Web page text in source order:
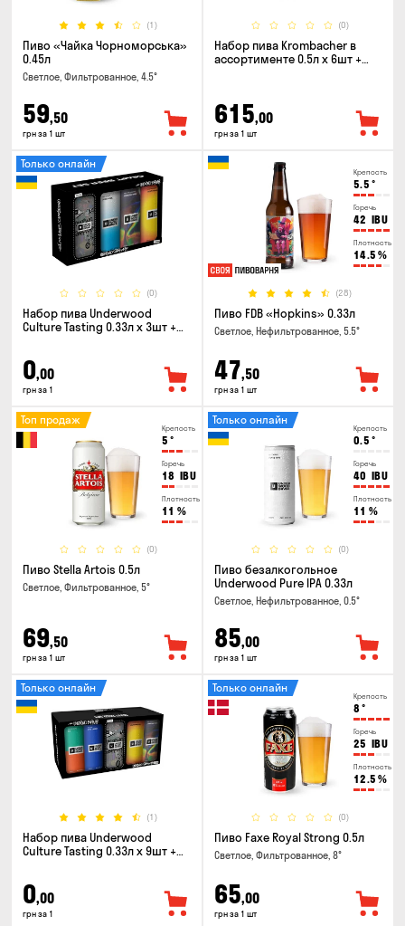
(1)
Пиво «Чайка Чорноморська»
0.45л
Светлое, Фильтрованное, 4.5°
59,50
грн за 1 шт
(0)
Набор пива Krombacher в
ассортименте 0.5л х 6шт +
615,00
грн за 1 шт
(0)
Только онлайн
Набор пива Underwood
Culture Tasting 0.33л x 3шт +
0,00
грн за 1
Крепость
5.5 °
Горечь
42 IBU
Плотность
14.5 %
(28)
Пиво FDB «Hopkins» 0.33л
Светлое, Нефильтрованное, 5.5°
47,50
грн за 1 шт
Крепость
5 °
Горечь
18 IBU
Плотность
11 %
(0)
Топ продаж
Пиво Stella Artois 0.5л
Светлое, Фильтрованное, 5°
69,50
грн за 1 шт
Крепость
0.5 °
Горечь
40 IBU
Плотность
11 %
(0)
Только онлайн
Пиво безалкогольное
Underwood Pure IPA 0.33л
Светлое, Нефильтрованное, 0.5°
85,00
грн за 1 шт
(1)
Только онлайн
Набор пива Underwood
Culture Tasting 0.33л x 9шт +
0,00
грн за 1
Крепость
8 °
Горечь
25 IBU
Плотность
12.5 %
(0)
Только онлайн
Пиво Faxe Royal Strong 0.5л
Светлое, Фильтрованное, 8°
65,00
грн за 1 шт